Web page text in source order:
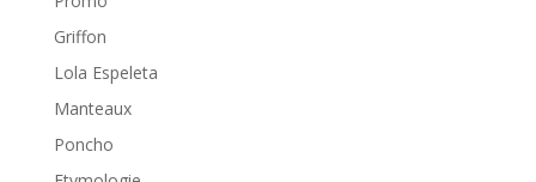
Griffon
Lola Espeleta
Manteaux
Poncho